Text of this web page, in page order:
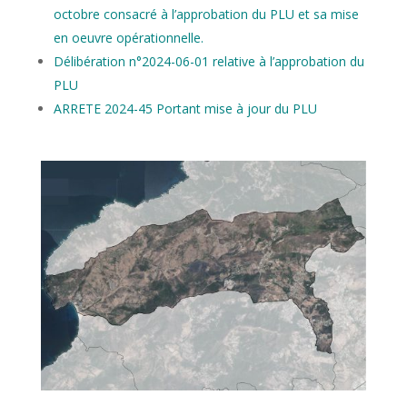
octobre consacré à l’approbation du PLU et sa mise
en oeuvre opérationnelle.
Délibération n°2024-06-01 relative à l’approbation du
PLU
ARRETE 2024-45 Portant mise à jour du PLU